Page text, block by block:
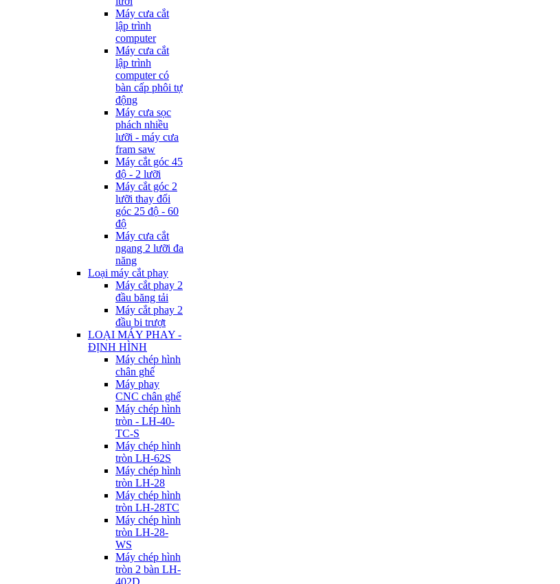
Máy cưa cắt
lập trình
computer
Máy cưa cắt
lập trình
computer có
bàn cấp phôi tự
động
Máy cưa sọc
phách nhiều
lưỡi - máy cưa
fram saw
Máy cắt góc 45
độ - 2 lưỡi
Máy cắt góc 2
lưỡi thay đổi
góc 25 độ - 60
độ
Máy cưa cắt
ngang 2 lưỡi đa
năng
Loại máy cắt phay
Máy cắt phay 2
đầu băng tải
Máy cắt phay 2
đầu bi trượt
LOẠI MÁY PHAY -
ĐỊNH HÌNH
Máy chép hình
chân ghế
Máy phay
CNC chân ghế
Máy chép hình
tròn - LH-40-
TC-S
Máy chép hình
tròn LH-62S
Máy chép hình
tròn LH-28
Máy chép hình
tròn LH-28TC
Máy chép hình
tròn LH-28-
WS
Máy chép hình
tròn 2 bàn LH-
402D